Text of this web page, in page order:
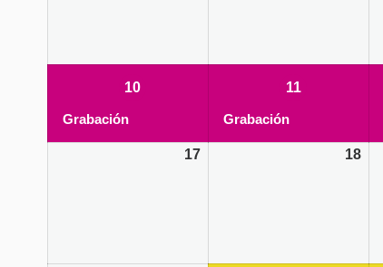
10
Grabación
11
Grabación
17 18